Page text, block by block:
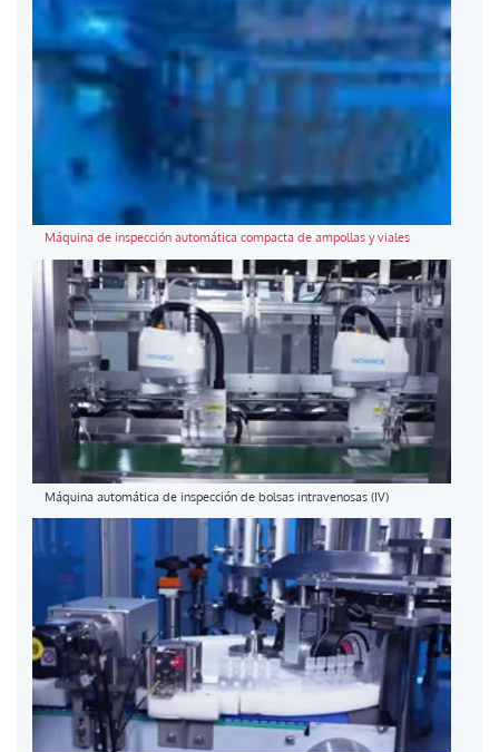
Máquina de inspección automática compacta de ampollas y viales
Máquina automática de inspección de bolsas intravenosas (IV)